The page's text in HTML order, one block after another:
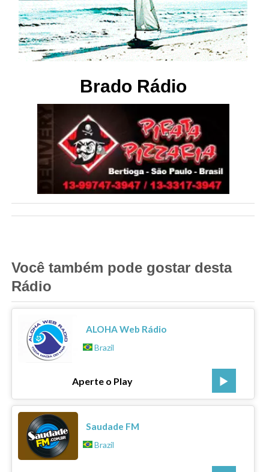
Brado Rádio
Você também pode gostar desta
Rádio
ALOHA Web Rádio
Brazil
Aperte o Play
Saudade FM
Brazil